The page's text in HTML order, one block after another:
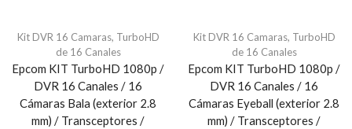
Kit DVR 16 Camaras, TurboHD
de 16 Canales
Epcom KIT TurboHD 1080p /
DVR 16 Canales / 16
Cámaras Bala (exterior 2.8
mm) / Transceptores /
Kit DVR 16 Camaras, TurboHD
de 16 Canales
Epcom KIT TurboHD 1080p /
DVR 16 Canales / 16
Cámaras Eyeball (exterior 2.8
mm) / Transceptores /